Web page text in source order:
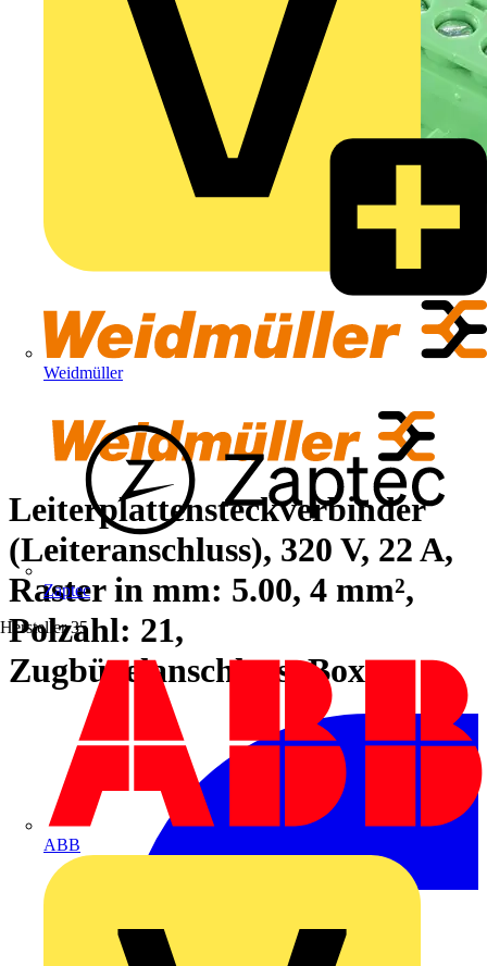
Weidmüller
Zaptec
Hersteller 35
ABB
Leiterplattensteckverbinder
(Leiteranschluss), 320 V, 22 A,
Raster in mm: 5.00, 4 mm²,
Polzahl: 21,
Zugbügelanschluss, Box